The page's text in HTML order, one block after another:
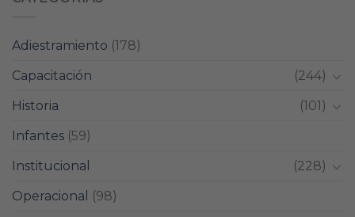
Adiestramiento (178)
Capacitación
(244)
Historia
(101)
Infantes (59)
Institucional
(228)
Operacional
(98)